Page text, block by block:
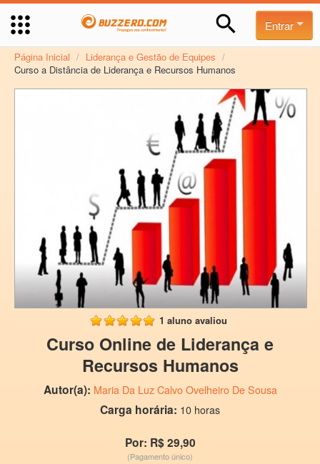
Entrar
Página Inicial / Liderança e Gestão de Equipes /
Curso a Distância de Liderança e Recursos Humanos
1 aluno avaliou
Curso Online de Liderança e
Recursos Humanos
Autor(a): Maria Da Luz Calvo Ovelheiro De Sousa
Carga horária: 10 horas
Por: R$ 29,90
(Pagamento único)